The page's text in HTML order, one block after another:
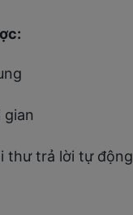
thư trả lời tự động